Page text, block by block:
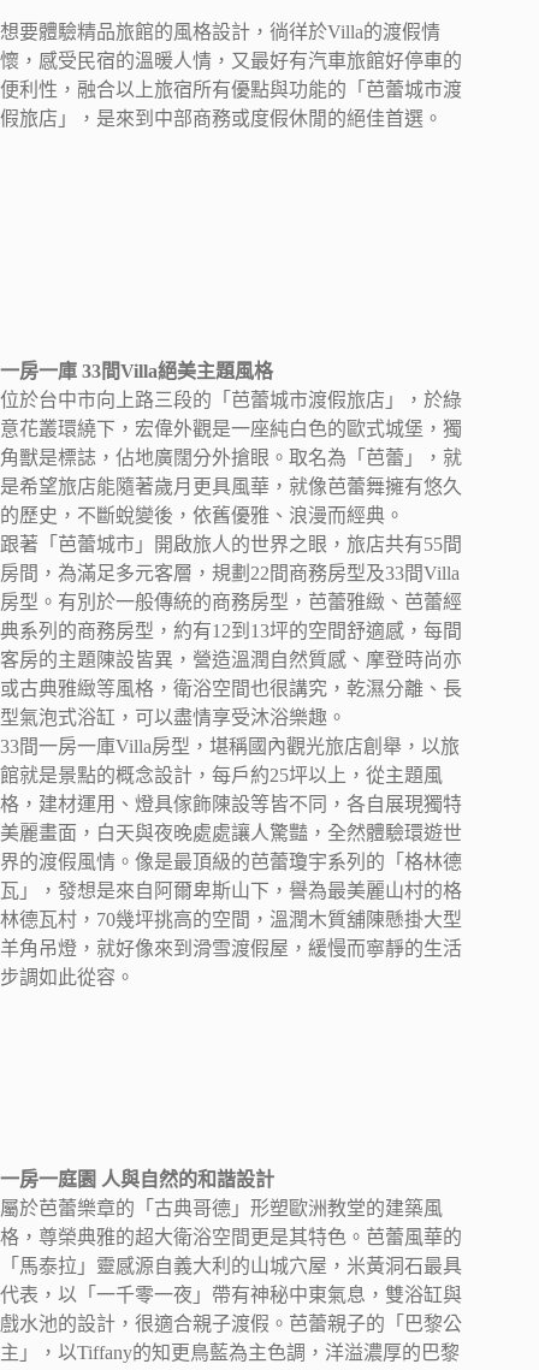
想要體驗精品旅館的風格設計，徜徉於Villa的渡假情
懷，感受民宿的溫暖人情，又最好有汽車旅館好停車的
便利性，融合以上旅宿所有優點與功能的「芭蕾城市渡
假旅店」，是來到中部商務或度假休閒的絕佳首選。
一房一庫 33間Villa絕美主題風格
位於台中市向上路三段的「芭蕾城市渡假旅店」，於綠
意花叢環繞下，宏偉外觀是一座純白色的歐式城堡，獨
角獸是標誌，佔地廣闊分外搶眼。取名為「芭蕾」，就
是希望旅店能隨著歲月更具風華，就像芭蕾舞擁有悠久
的歷史，不斷蛻變後，依舊優雅、浪漫而經典。
跟著「芭蕾城市」開啟旅人的世界之眼，旅店共有55間
房間，為滿足多元客層，規劃22間商務房型及33間Villa
房型。有別於一般傳統的商務房型，芭蕾雅緻、芭蕾經
典系列的商務房型，約有12到13坪的空間舒適感，每間
客房的主題陳設皆異，營造溫潤自然質感、摩登時尚亦
或古典雅緻等風格，衛浴空間也很講究，乾濕分離、長
型氣泡式浴缸，可以盡情享受沐浴樂趣。
33間一房一庫Villa房型，堪稱國內觀光旅店創舉，以旅
館就是景點的概念設計，每戶約25坪以上，從主題風
格，建材運用、燈具傢飾陳設等皆不同，各自展現獨特
美麗畫面，白天與夜晚處處讓人驚豔，全然體驗環遊世
界的渡假風情。像是最頂級的芭蕾瓊宇系列的「格林德
瓦」，發想是來自阿爾卑斯山下，譽為最美麗山村的格
林德瓦村，70幾坪挑高的空間，溫潤木質舖陳懸掛大型
羊角吊燈，就好像來到滑雪渡假屋，緩慢而寧靜的生活
步調如此從容。
一房一庭園 人與自然的和諧設計
屬於芭蕾樂章的「古典哥德」形塑歐洲教堂的建築風
格，尊榮典雅的超大衛浴空間更是其特色。芭蕾風華的
「馬泰拉」靈感源自義大利的山城穴屋，米黃洞石最具
代表，以「一千零一夜」帶有神秘中東氣息，雙浴缸與
戲水池的設計，很適合親子渡假。芭蕾親子的「巴黎公
主」，以Tiffany的知更鳥藍為主色調，洋溢濃厚的巴黎